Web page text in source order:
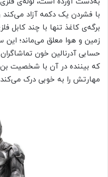
با فشردن یک دکمه آزاد می‌کند
برگه‌ی کاغذ تنها با چند کابل
زمین و هوا معلق می‌ماند؛
حسابی آدرنالین خون
که بیننده در آن با شخصیت
مهارتش را به خوبی درک